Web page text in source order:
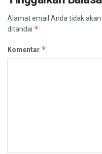
Alamat email Anda tidak akan
ditandai *
Komentar *